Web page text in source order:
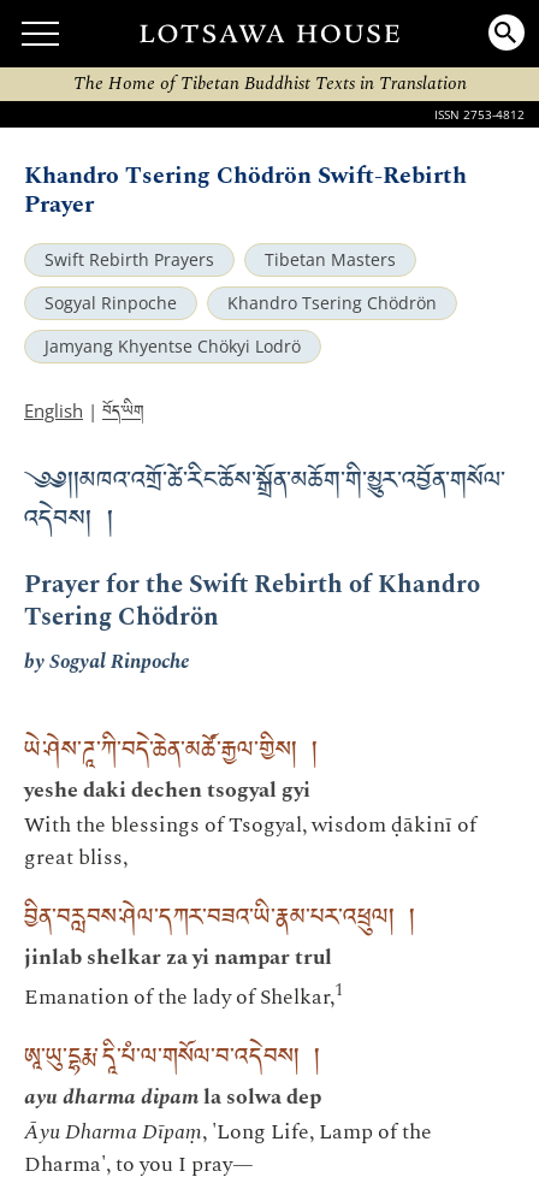
The Home of Tibetan Buddhist Texts in Translation
ISSN 2753-4812
Khandro Tsering Chödrön Swift-Rebirth
Prayer
Swift Rebirth Prayers
Tibetan Masters
Sogyal Rinpoche
Khandro Tsering Chödrön
Jamyang Khyentse Chökyi Lodrö
English | བོད་ཡིག
༄༅། །མཁའ་འགྲོ་ཚེ་རིང་ཆོས་སྒྲོན་མཆོག་གི་མྱུར་འབྱོན་གསོལ་
འདེབས། །
Prayer for the Swift Rebirth of Khandro
Tsering Chödrön
by Sogyal Rinpoche
ཡེ་ཤེས་ཌཱ་ཀི་བདེ་ཆེན་མཚོ་རྒྱལ་གྱིས། །
yeshe daki dechen tsogyal gyi
With the blessings of Tsogyal, wisdom ḍākinī of
great bliss,
བྱིན་བརླབས་ཤེལ་དཀར་བཟའ་ཡི་རྣམ་པར་འཕྲུལ། །
jinlab shelkar za yi nampar trul
Emanation of the lady of Shelkar,1
ཨཱ་ཡུ་དྷརྨ་དཱི་པཾ་ལ་གསོལ་བ་འདེབས། །
ayu dharma dipamla solwa dep
Āyu Dharma Dīpaṃ, 'Long Life, Lamp of the
Dharma', to you I pray—